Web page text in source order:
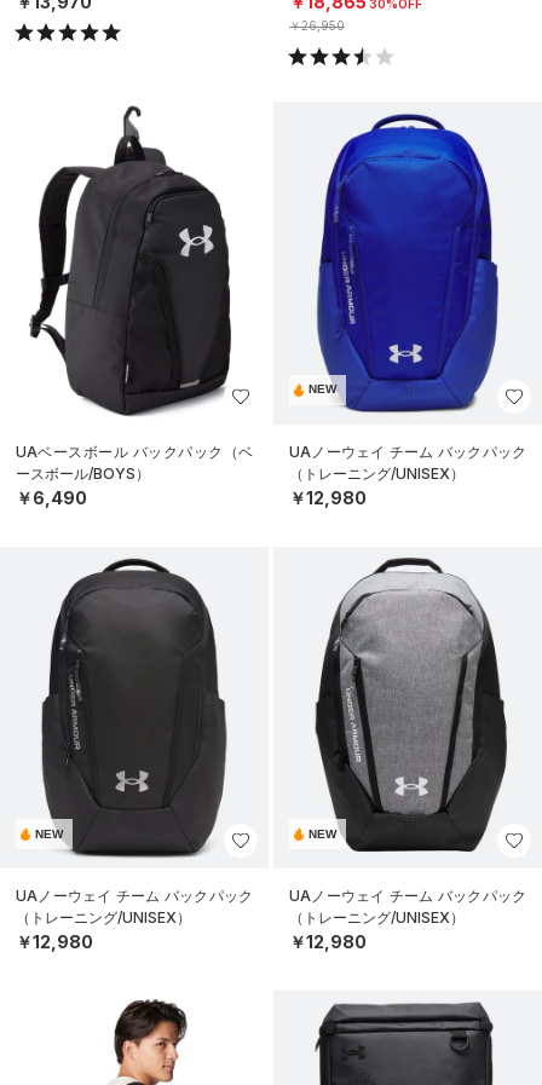
30%OFF
￥26,950
UAベースボール バックパック（ベ
ースボール/BOYS）
￥6,490
NEW
UAノーウェイ チーム バックパック
（トレーニング/UNISEX）
￥12,980
NEW
UAノーウェイ チーム バックパック
（トレーニング/UNISEX）
￥12,980
NEW
UAノーウェイ チーム バックパック
（トレーニング/UNISEX）
￥12,980